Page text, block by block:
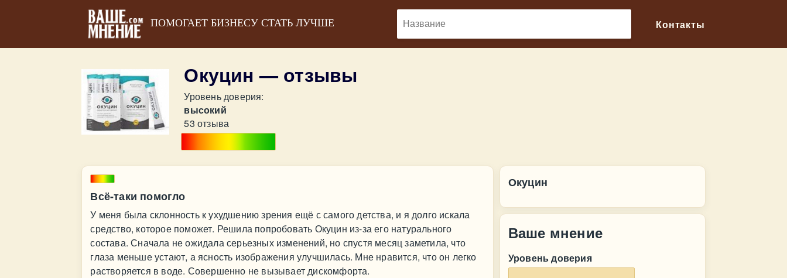
ПОМОГАЕТ БИЗНЕСУ СТАТЬ ЛУЧШЕ Контакты
Окуцин — отзывы
Уровень доверия:
высокий
53 отзыва
Всё-таки помогло
У меня была склонность к ухудшению зрения ещё с самого детства, и я долго искала
средство, которое поможет. Решила попробовать Окуцин из-за его натурального
состава. Сначала не ожидала серьезных изменений, но спустя месяц заметила, что
глаза меньше устают, а ясность изображения улучшилась. Мне нравится, что он легко
растворяется в воде. Совершенно не вызывает дискомфорта.
Окуцин
Ваше мнение
Уровень доверия